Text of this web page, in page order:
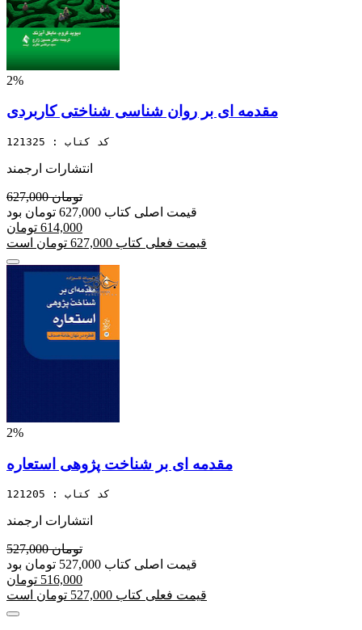
2%
مقدمه ای بر روان شناسی شناختی کاربردی
کد کتاب : 121325
انتشارات ارجمند
627,000 تومان
قیمت اصلی کتاب 627,000 تومان بود
614,000 تومان
قیمت فعلی کتاب 627,000 تومان است
2%
مقدمه ای بر شناخت پژوهی استعاره
کد کتاب : 121205
انتشارات ارجمند
527,000 تومان
قیمت اصلی کتاب 527,000 تومان بود
516,000 تومان
قیمت فعلی کتاب 527,000 تومان است